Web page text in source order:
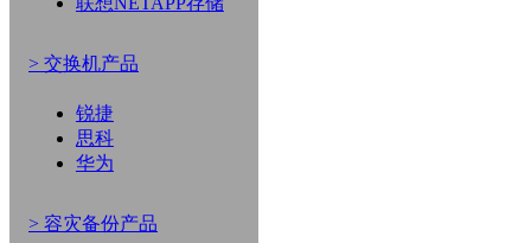
> 交换机产品
锐捷
思科
华为
> 容灾备份产品